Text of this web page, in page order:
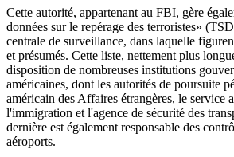
Cette autorité, appartenant au FBI, gère
données sur le repérage des terroristes»
centrale de surveillance, dans laquelle
et présumés. Cette liste, nettement plus
disposition de nombreuses institutions
américaines, dont les autorités de poursuite
américain des Affaires étrangères, le service
l'immigration et l'agence de sécurité des
dernière est également responsable des
aéroports.